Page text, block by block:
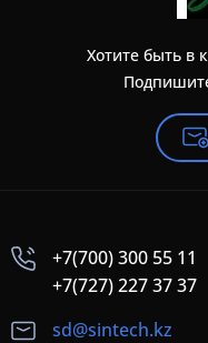
Хотите быть в
+7(700) 300 55 11
+7(727) 227 37 37
sd@sintech.kz